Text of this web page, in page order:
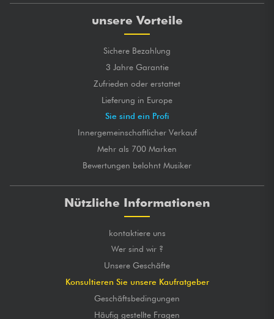
unsere Vorteile
Sichere Bezahlung
3 Jahre Garantie
Zufrieden oder erstattet
Lieferung in Europe
Sie sind ein Profi
Innergemeinschaftlicher Verkauf
Mehr als 700 Marken
Bewertungen belohnt Musiker
Nützliche Informationen
kontaktiere uns
Wer sind wir ?
Unsere Geschäfte
Konsultieren Sie unsere Kaufratgeber
Geschäftsbedingungen
Häufig gestellte Fragen